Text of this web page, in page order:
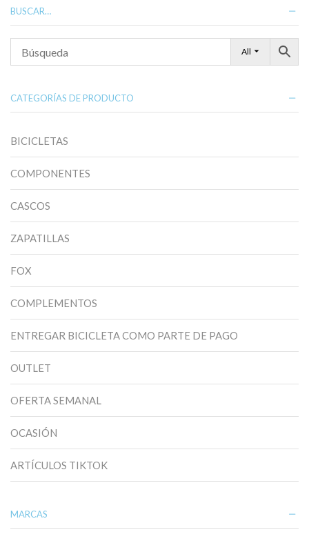
producto
BUSCAR…
All
CATEGORÍAS DE PRODUCTO
BICICLETAS
COMPONENTES
CASCOS
ZAPATILLAS
FOX
COMPLEMENTOS
ENTREGAR BICICLETA COMO PARTE DE PAGO
OUTLET
OFERTA SEMANAL
OCASIÓN
ARTÍCULOS TIKTOK
MARCAS